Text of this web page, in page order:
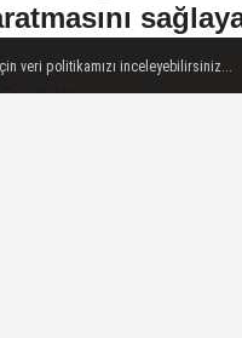
veri politikamızı inceleyebilirsiniz...